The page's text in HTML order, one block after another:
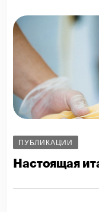
ПУБЛИКАЦИИ
Настоящая